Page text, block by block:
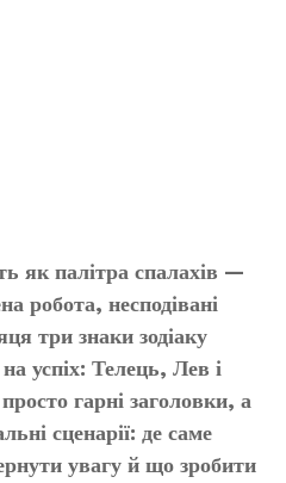
як палітра спалахів —
робота, несподівані
три знаки зодіаку
успіх: Телець, Лев і
гарні заголовки, а
сценарії: де саме
увагу й що зробити